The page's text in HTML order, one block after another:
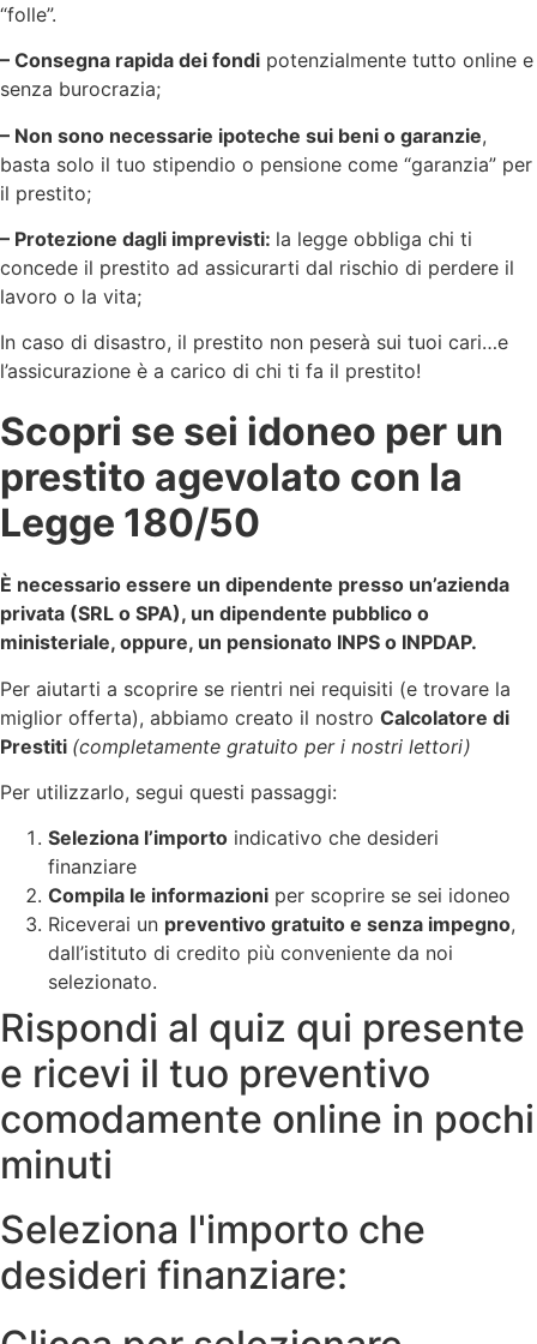
“folle”.
– Consegna rapida dei fondi potenzialmente tutto online e
senza burocrazia;
– Non sono necessarie ipoteche sui beni o garanzie,
basta solo il tuo stipendio o pensione come “garanzia” per
il prestito;
– Protezione dagli imprevisti: la legge obbliga chi ti
concede il prestito ad assicurarti dal rischio di perdere il
lavoro o la vita;
In caso di disastro, il prestito non peserà sui tuoi cari…e
l’assicurazione è a carico di chi ti fa il prestito!
Scopri se sei idoneo per un
prestito agevolato con la
Legge 180/50
È necessario essere un dipendente presso un’azienda
privata (SRL o SPA), un dipendente pubblico o
ministeriale, oppure, un pensionato INPS o INPDAP.
Per aiutarti a scoprire se rientri nei requisiti (e trovare la
miglior offerta), abbiamo creato il nostro Calcolatore di
Prestiti (completamente gratuito per i nostri lettori)
Per utilizzarlo, segui questi passaggi:
Seleziona l’importo indicativo che desideri
finanziare
Compila le informazioni per scoprire se sei idoneo
Riceverai un preventivo gratuito e senza impegno,
dall’istituto di credito più conveniente da noi
selezionato.
Rispondi al quiz qui presente
e ricevi il tuo preventivo
comodamente online in pochi
minuti
Seleziona l'importo che
desideri finanziare: